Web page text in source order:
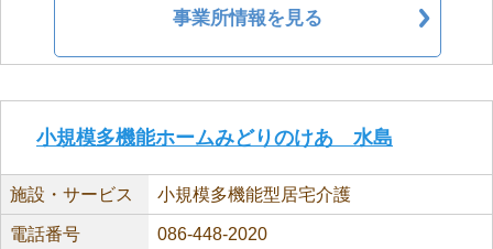
事業所情報を見る
小規模多機能ホームみどりのけあ 水島
施設・サービス 小規模多機能型居宅介護
電話番号 086-448-2020